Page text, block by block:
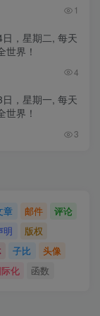
1
，星期二, 每天
世界！
4
，星期一, 每天
世界！
3
章 邮件
评论
明
版权
子比
头像
化 函数